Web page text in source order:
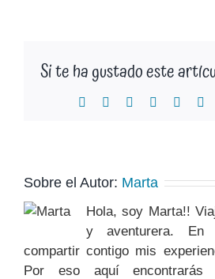
Si te ha gustado este
Facebook Reddit LinkedIn
Sobre el Autor: Marta
Hola, soy Marta!!
y aventurera. En
compartir contigo mis
Por eso aquí encontrarás